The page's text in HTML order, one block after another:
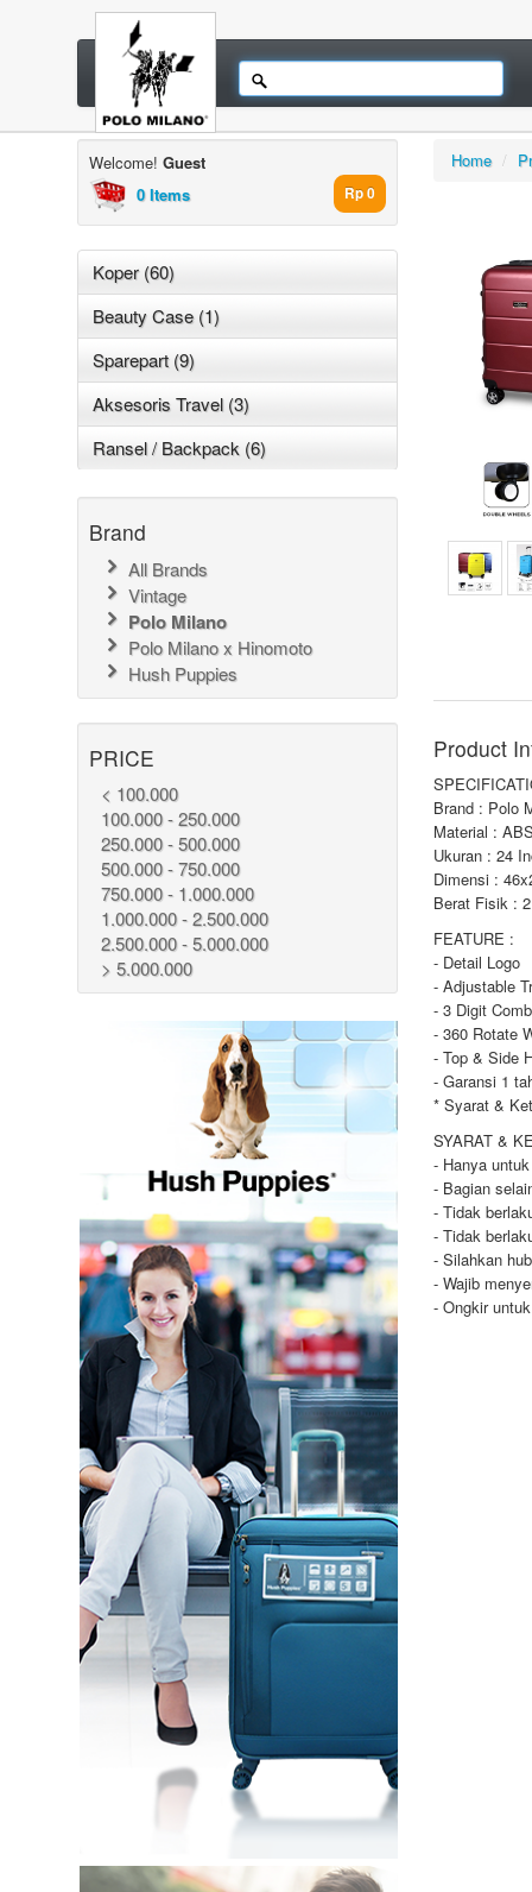
Welcome! Guest
0 Items
Rp 0
Koper (60)
Beauty Case (1)
Sparepart (9)
Aksesoris Travel (3)
Ransel / Backpack (6)
Brand
All Brands
Vintage
Polo Milano
Polo Milano x Hinomoto
Hush Puppies
PRICE
< 100.000
100.000 - 250.000
250.000 - 500.000
500.000 - 750.000
750.000 - 1.000.000
1.000.000 - 2.500.000
2.500.000 - 5.000.000
> 5.000.000
Home /
Product
Brand : Polo
Material :
Ukuran : 24
Dimensi :
Berat Fisik :
FEATURE :
- Detail Logo
- Adjustable
- 3 Digit
- 360 Rotate
- Top & Side
- Garansi 1
* Syarat &
SYARAT &
- Hanya
- Bagian
- Tidak
- Tidak
- Silahkan
- Wajib
- Ongkir